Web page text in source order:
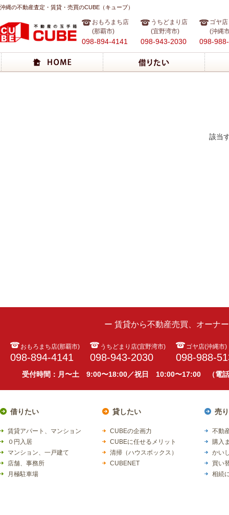
沖縄の不動産査定・賃貸・売買のCUBE（キューブ）
おもろまち店
(那覇市)
098-894-4141
うちどまり店
(宜野湾市)
098-943-2030
ゴヤ店
(沖縄
098-
該当
ー 賃貸から不動産売買、オーナ
おもろまち店(那覇市)
098-894-4141
うちどまり店(宜野湾市)
098-943-2030
ゴヤ店(沖縄市)
098-988-
受付時間：月〜土 9:00〜18:00／祝日 10:00〜17:00 （電話
借りたい
賃貸アパート、マンション
０円入居
マンション、一戸建て
店舗、事務所
月極駐車場
貸したい
CUBEの企画力
CUBEに任せるメリット
清掃（ハウスボックス）
CUBENET
売
不動
購入
かい
買い
相続